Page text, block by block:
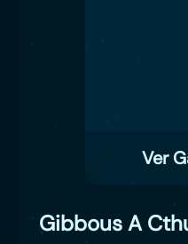
Ver
Gibbous A